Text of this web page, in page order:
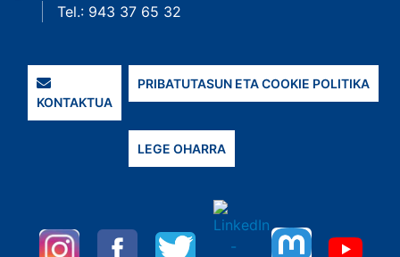
Tel.: 943 37 65 32
KONTAKTUA
PRIBATUTASUN ETA COOKIE POLITIKA
LEGE OHARRA